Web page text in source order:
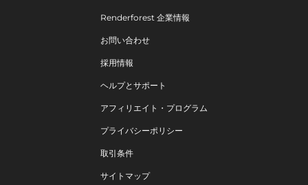
Renderforest 企業情報
お問い合わせ
採用情報
ヘルプとサポート
アフィリエイト・プログラム
プライバシーポリシー
取引条件
サイトマップ